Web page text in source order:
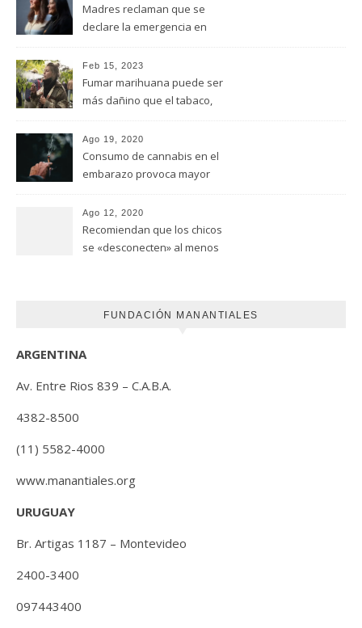
Madres reclaman que se
declare la emergencia en
Feb 15, 2023
Fumar marihuana puede ser
más dañino que el tabaco,
Universidad de Ottawa
Ago 19, 2020
Consumo de cannabis en el
embarazo provoca mayor
(FUNDACION MANANTIALES)
Ago 12, 2020
Recomiendan que los chicos
se «desconecten» al menos
FUNDACIÓN MANANTIALES
ARGENTINA
Av. Entre Rios 839 – C.A.B.A.
4382-8500
(11) 5582-4000
www.manantiales.org
URUGUAY
Br. Artigas 1187 – Montevideo
2400-3400
097443400